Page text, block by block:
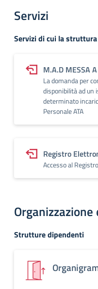
Servizi
Servizi di cui la
M.A.D MESSA
La domanda per
disponibilità ad un
determinato
Personale ATA
Registro
Accesso al
Strutture dipendenti